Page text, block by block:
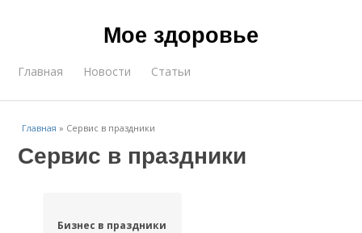
Мое здоровье
Главная Новости Статьи
Главная » Сервис в праздники
Сервис в праздники
Бизнес в праздники